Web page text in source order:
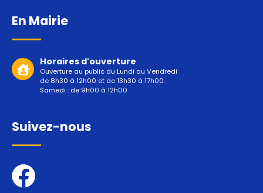
En Mairie
Horaires d'ouverture
Ouverture au public du Lundi au Vendredi
de 8h30 à 12h00 et de 13h30 à 17h00.
Samedi : de 9h00 à 12h00.
Suivez-nous